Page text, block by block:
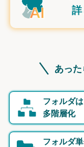
詳
あっ
フォルダ
多階層化
フォルダ